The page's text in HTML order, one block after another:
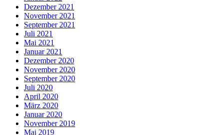
Dezember 2021
November 2021
September 2021
Juli 2021
Mai 2021
Januar 2021
Dezember 2020
November 2020
September 2020
Juli 2020
April 2020
März 2020
Januar 2020
November 2019
Mai 2019